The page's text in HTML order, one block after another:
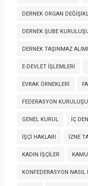
DERNEK ORGAN
DERNEK ŞUBE
DERNEK TAŞINMAZ ALIMI
E-DEVLET İŞLEMLERI
EVRAK ÖRNEKLERI
FEDERASYON KURULUŞU
GENEL KURUL İÇ
İŞÇI HAKLARI İZNE
KADIN İŞÇILER
KONFEDERASYON NASIL